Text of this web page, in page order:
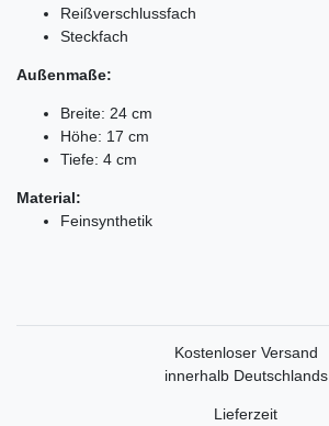
Reißverschlussfach
Steckfach
Außenmaße:
Breite: 24 cm
Höhe: 17 cm
Tiefe: 4 cm
Material:
Feinsynthetik
Kostenloser Versand
innerhalb Deutschlands
Lieferzeit